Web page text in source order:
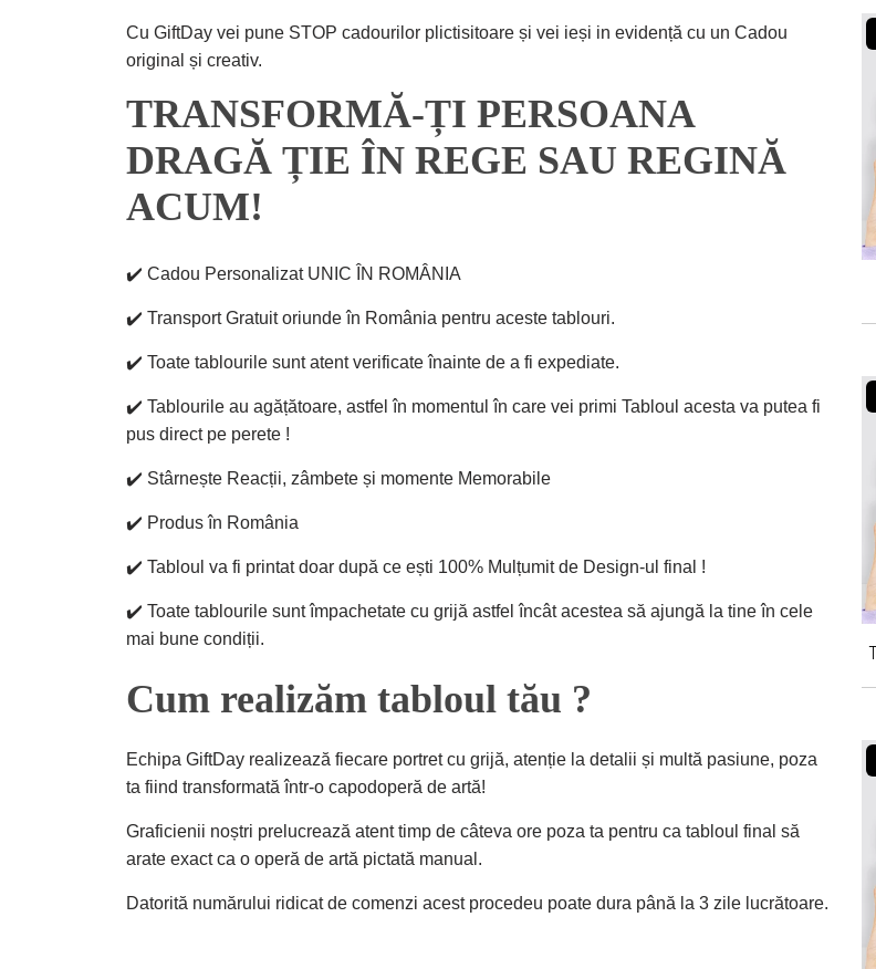
Cu GiftDay vei pune STOP cadourilor plictisitoare și vei ieși in evidență cu un Cadou
original și creativ.
TRANSFORMĂ-ȚI PERSOANA
DRAGĂ ȚIE ÎN REGE SAU REGINĂ
ACUM!
✔️ Cadou Personalizat UNIC ÎN ROMÂNIA
✔️ Transport Gratuit oriunde în România pentru aceste tablouri.
✔️ Toate tablourile sunt atent verificate înainte de a fi expediate.
✔️ Tablourile au agățătoare, astfel în momentul în care vei primi Tabloul acesta va putea fi
pus direct pe perete !
✔️ Stârnește Reacții, zâmbete și momente Memorabile
✔️ Produs în România
✔️ Tabloul va fi printat doar după ce ești 100% Mulțumit de Design-ul final !
✔️ Toate tablourile sunt împachetate cu grijă astfel încât acestea să ajungă la tine în cele
mai bune condiții.
Cum realizăm tabloul tău ?
Echipa GiftDay realizează fiecare portret cu grijă, atenție la detalii și multă pasiune, poza
ta fiind transformată într-o capodoperă de artă!
Graficienii noștri prelucrează atent timp de câteva ore poza ta pentru ca tabloul final să
arate exact ca o operă de artă pictată manual.
Datorită numărului ridicat de comenzi acest procedeu poate dura până la 3 zile lucrătoare.